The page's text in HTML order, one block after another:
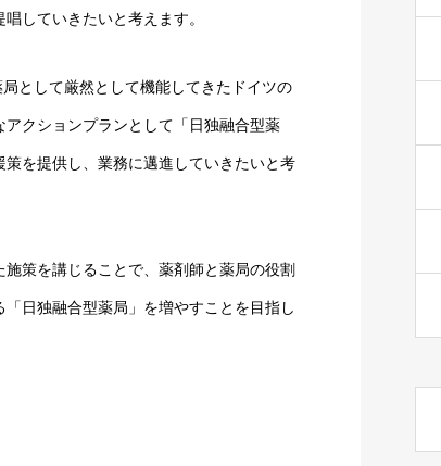
していきたいと考えます。
として厳然として機能してきたドイツの
クションプランとして「日独融合型薬
を提供し、業務に邁進していきたいと考
策を講じることで、薬剤師と薬局の役割
日独融合型薬局」を増やすことを目指し